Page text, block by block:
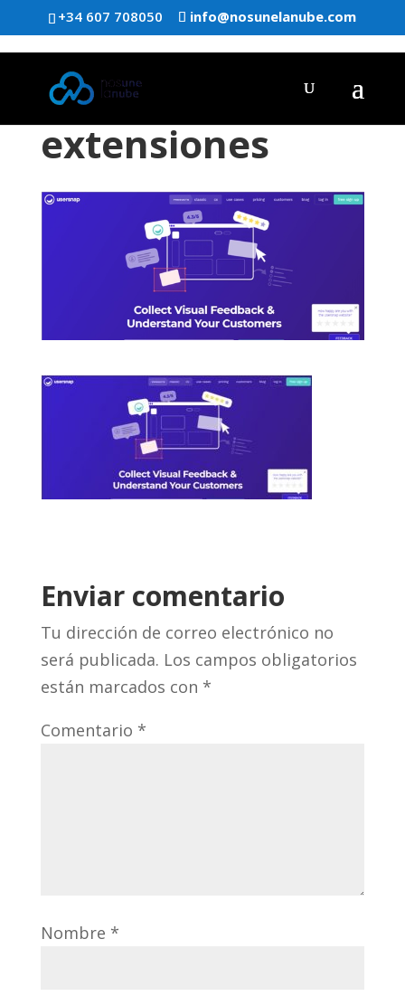
+34 607 708050 info@nosunelanube.com
extensiones
Enviar comentario
Tu dirección de correo electrónico no
será publicada. Los campos obligatorios
están marcados con *
Comentario *
Nombre *